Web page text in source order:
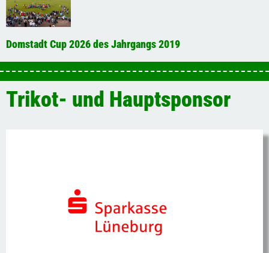
Domstadt Cup 2026 des Jahrgangs 2019
Trikot- und Hauptsponsor